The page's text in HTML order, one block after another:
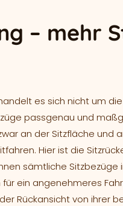
– mehr
es sich nicht um
passgenau und
an der Sitzfläche und
Hier ist die
sämtliche
ein angenehmeres
Rückansicht von ihrer